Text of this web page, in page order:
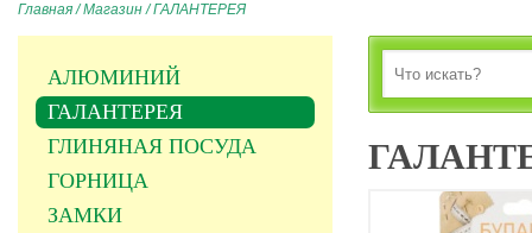
Главная/Магазин/ГАЛАНТЕРЕЯ
АЛЮМИНИЙ
ГАЛАНТЕРЕЯ
ГЛИНЯНАЯ ПОСУДА
ГОРНИЦА
ЗАМКИ